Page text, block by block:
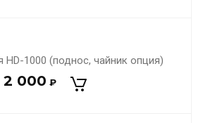
HD-1000 (поднос, чайник опция)
2 000 ₽